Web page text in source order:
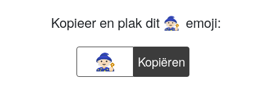
Kopieer en plak dit 🧙🏻 emoji:
Kopiëren